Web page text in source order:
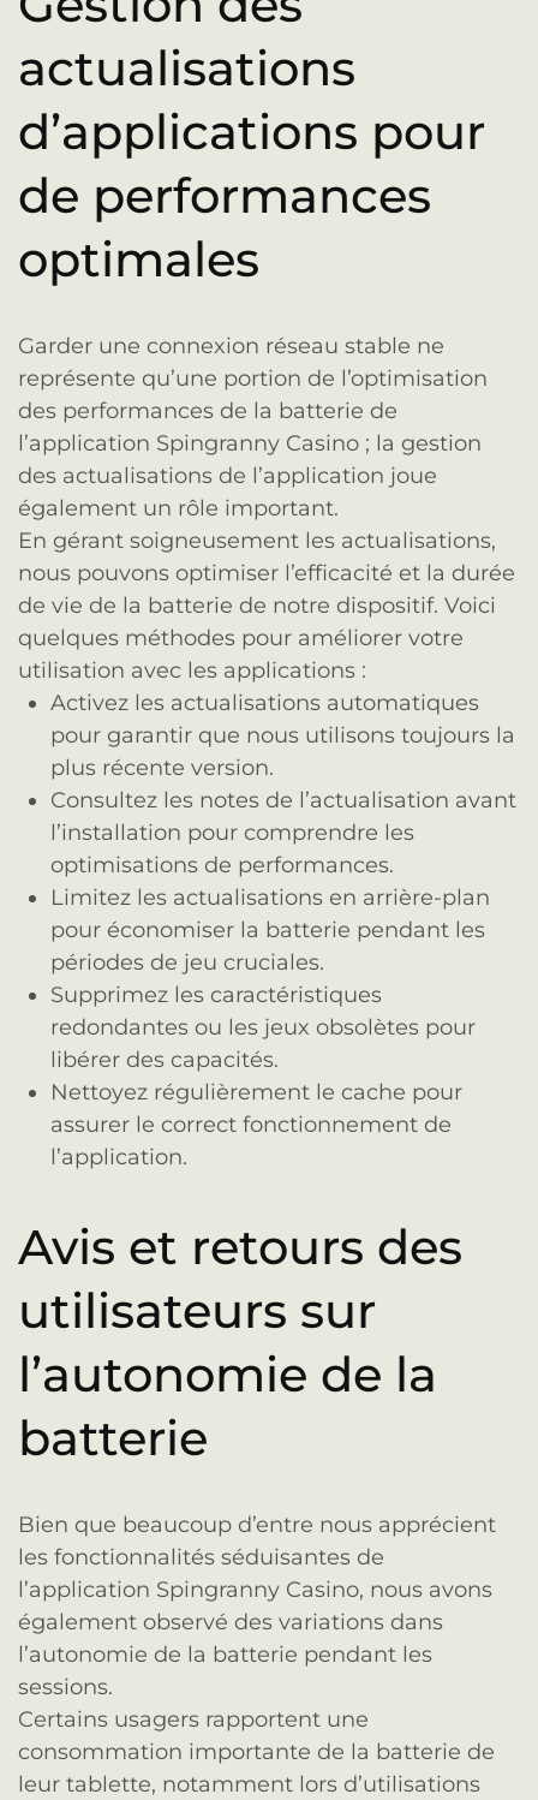
actualisations
d’applications pour
de performances
optimales
Garder une connexion réseau stable ne
représente qu’une portion de l’optimisation
des performances de la batterie de
l’application Spingranny Casino ; la gestion
des actualisations de l’application joue
également un rôle important.
En gérant soigneusement les actualisations,
nous pouvons optimiser l’efficacité et la durée
de vie de la batterie de notre dispositif. Voici
quelques méthodes pour améliorer votre
utilisation avec les applications :
Activez les actualisations automatiques
pour garantir que nous utilisons toujours la
plus récente version.
Consultez les notes de l’actualisation avant
l’installation pour comprendre les
optimisations de performances.
Limitez les actualisations en arrière-plan
pour économiser la batterie pendant les
périodes de jeu cruciales.
Supprimez les caractéristiques
redondantes ou les jeux obsolètes pour
libérer des capacités.
Nettoyez régulièrement le cache pour
assurer le correct fonctionnement de
l’application.
Avis et retours des
utilisateurs sur
l’autonomie de la
batterie
Bien que beaucoup d’entre nous apprécient
les fonctionnalités séduisantes de
l’application Spingranny Casino, nous avons
également observé des variations dans
l’autonomie de la batterie pendant les
sessions.
Certains usagers rapportent une
consommation importante de la batterie de
leur tablette, notamment lors d’utilisations